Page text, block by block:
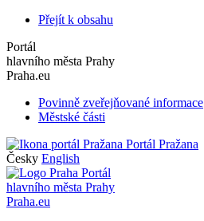
Přejít k obsahu
Portál
hlavního města Prahy
Praha.eu
Povinně zveřejňované informace
Městské části
Portál Pražana
Česky English
Portál
hlavního města Prahy
Praha.eu